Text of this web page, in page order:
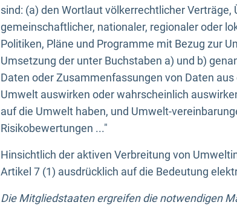
sind: (a) den Wortlaut völkerrechtlicher
gemeinschaftlicher, nationaler, regionaler oder
Politiken, Pläne und Programme mit Bezug zur
Umsetzung der unter Buchstaben a) und b)
Daten oder Zusammenfassungen von Daten
Umwelt auswirken oder wahrscheinlich
auf die Umwelt haben, und Umwelt-
Risikobewertungen ..."
Hinsichtlich der aktiven Verbreitung von
Artikel 7 (1) ausdrücklich auf die Bedeutung
Die Mitgliedstaaten ergreifen die notwendigen